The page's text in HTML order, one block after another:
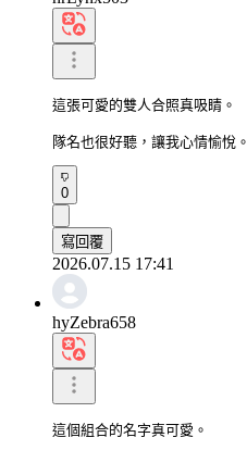
這張可愛的雙人合照真吸睛。
隊名也很好聽，讓我心情愉悅。
0
寫回覆
2026.07.15 17:41
hyZebra658
這個組合的名字真可愛。